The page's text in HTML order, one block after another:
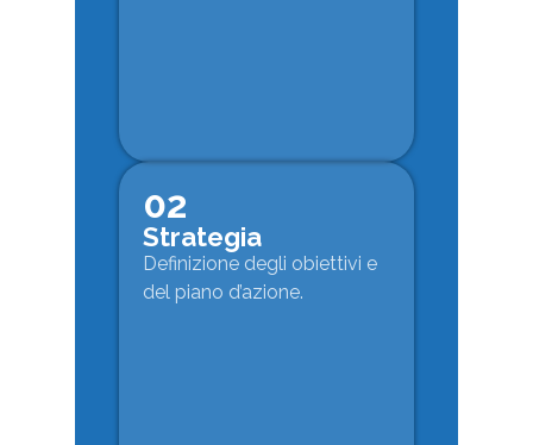
02
Strategia
Definizione degli obiettivi e
del piano d’azione.